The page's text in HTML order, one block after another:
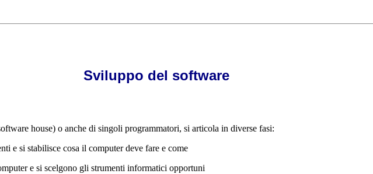
Sviluppo del software
house) o anche di singoli programmatori, si articola in diverse fasi:
e si stabilisce cosa il computer deve fare e come
e si scelgono gli strumenti informatici opportuni